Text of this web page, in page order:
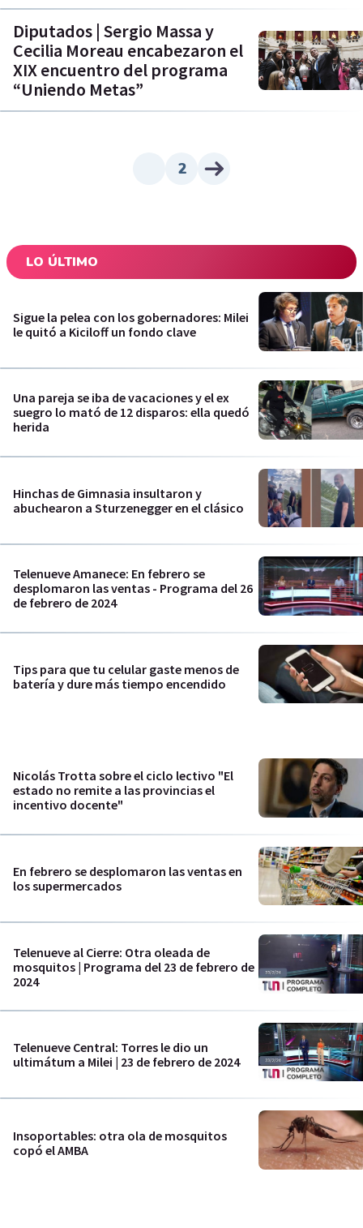
Diputados | Sergio Massa y
Cecilia Moreau encabezaron el
XIX encuentro del programa
“Uniendo Metas”
2
LO ÚLTIMO
Sigue la pelea con los gobernadores: Milei
le quitó a Kiciloff un fondo clave
Una pareja se iba de vacaciones y el ex
suegro lo mató de 12 disparos: ella quedó
herida
Hinchas de Gimnasia insultaron y
abuchearon a Sturzenegger en el clásico
Telenueve Amanece: En febrero se
desplomaron las ventas - Programa del 26
de febrero de 2024
Tips para que tu celular gaste menos de
batería y dure más tiempo encendido
Nicolás Trotta sobre el ciclo lectivo "El
estado no remite a las provincias el
incentivo docente"
En febrero se desplomaron las ventas en
los supermercados
Telenueve al Cierre: Otra oleada de
mosquitos | Programa del 23 de febrero de
2024
Telenueve Central: Torres le dio un
ultimátum a Milei | 23 de febrero de 2024
Insoportables: otra ola de mosquitos
copó el AMBA